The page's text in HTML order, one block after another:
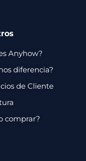
Anyhow?
diferencia?
de Cliente
comprar?